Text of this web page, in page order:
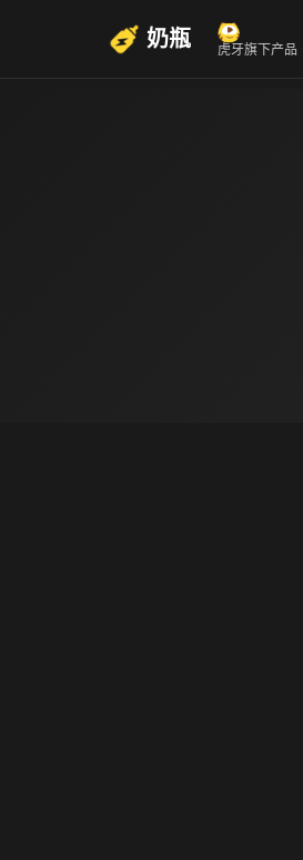
奶瓶 虎牙旗下产品